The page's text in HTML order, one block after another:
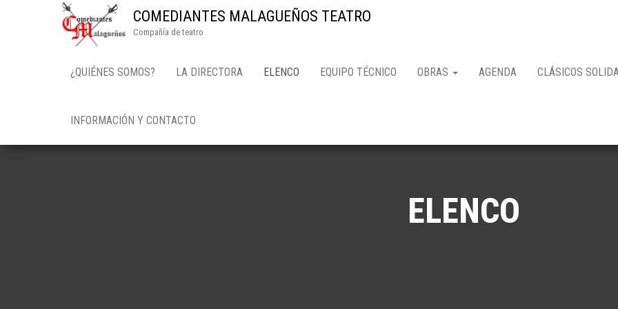
COMEDIANTES MALAGUEÑOS TEATRO
Compañía de teatro
¿QUIÉNES SOMOS? LA DIRECTORA ELENCO EQUIPO TÉCNICO OBRAS AGENDA CLÁSICOS
INFORMACIÓN Y CONTACTO
ELENCO